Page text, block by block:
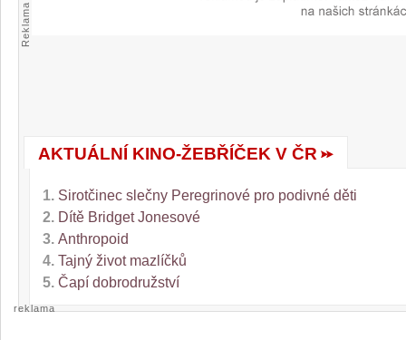
Reklama
AKTUÁLNÍ KINO-ŽEBŘÍČEK V ČR
1. Sirotčinec slečny Peregrinové pro podivné děti
2. Dítě Bridget Jonesové
3. Anthropoid
4.Tajný život mazlíčků
5.Čapí dobrodružství
reklama